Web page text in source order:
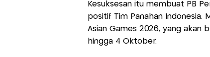
Kesuksesan itu membuat PB
positif Tim Panahan Indonesia.
Asian Games 2026, yang akan
hingga 4 Oktober.